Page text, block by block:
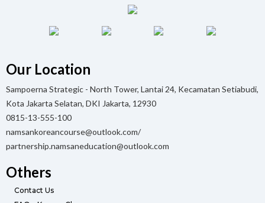
Our Location
Sampoerna Strategic - North Tower, Lantai 24, Kecamatan Setiabudi,
Kota Jakarta Selatan, DKI Jakarta, 12930
0815-13-555-100
namsankoreancourse@outlook.com/
partnership.namsaneducation@outlook.com
Others
Contact Us